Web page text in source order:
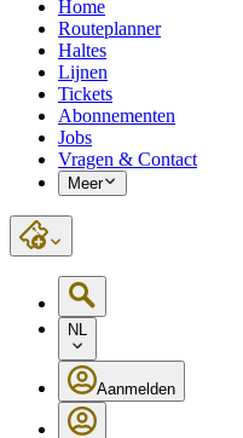
Home
Routeplanner
Haltes
Lijnen
Tickets
Abonnementen
Jobs
Vragen & Contact
Meer
NL
Aanmelden